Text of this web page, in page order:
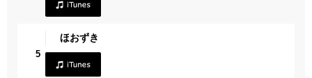
5
ほおずき